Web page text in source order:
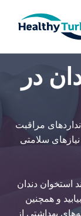
p
n
در
مراقبت
سلامتی
استخوان دندان
و همچنین
زمینه‌های بهداشتی از